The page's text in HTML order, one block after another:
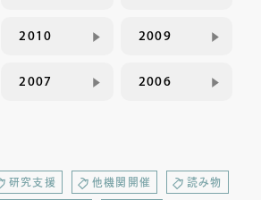
2010 2009
2007 2006
研究支援 他機関開催 読み物